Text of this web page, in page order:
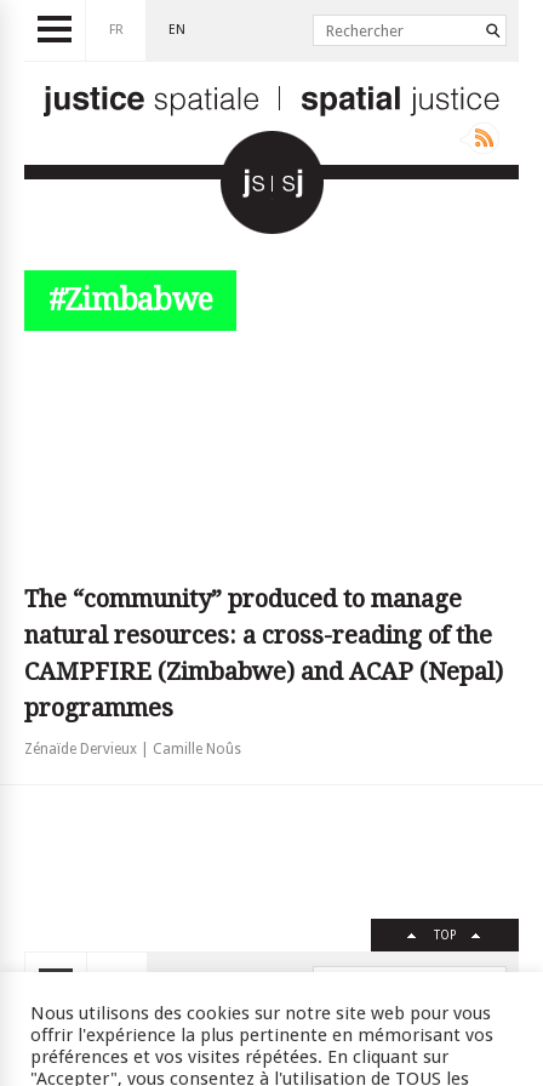
FR EN
#Zimbabwe
The “community” produced to manage
natural resources: a cross-reading of the
CAMPFIRE (Zimbabwe) and ACAP (Nepal)
programmes
Zénaïde Dervieux | Camille Noûs
TOP
Crédits RSS Plan du site
Nous utilisons des cookies sur notre site web pour vous
offrir l'expérience la plus pertinente en mémorisant vos
préférences et vos visites répétées. En cliquant sur
"Accepter", vous consentez à l'utilisation de TOUS les